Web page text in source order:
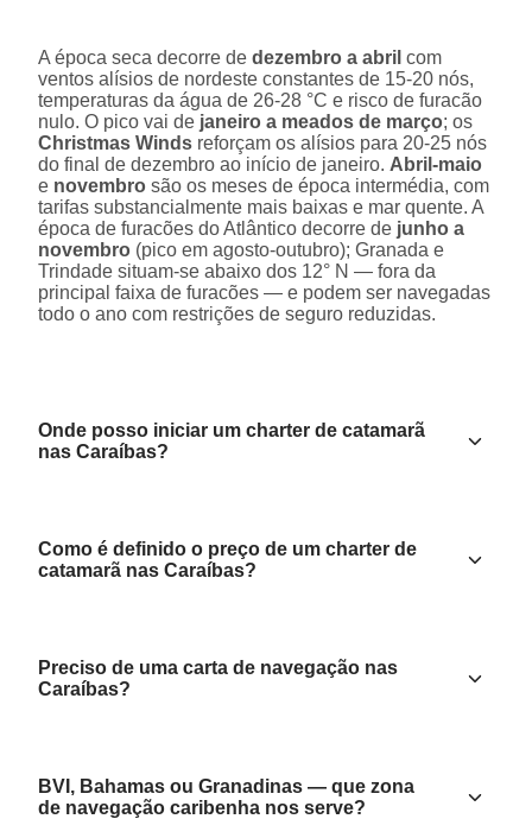
A época seca decorre de dezembro a abril com
ventos alísios de nordeste constantes de 15-20 nós,
temperaturas da água de 26-28 °C e risco de furacão
nulo. O pico vai de janeiro a meados de março; os
Christmas Winds reforçam os alísios para 20-25 nós
do final de dezembro ao início de janeiro. Abril-maio
e novembro são os meses de época intermédia, com
tarifas substancialmente mais baixas e mar quente. A
época de furacões do Atlântico decorre de junho a
novembro (pico em agosto-outubro); Granada e
Trindade situam-se abaixo dos 12° N — fora da
principal faixa de furacões — e podem ser navegadas
todo o ano com restrições de seguro reduzidas.
Onde posso iniciar um charter de catamarã
nas Caraíbas?
Como é definido o preço de um charter de
catamarã nas Caraíbas?
Preciso de uma carta de navegação nas
Caraíbas?
BVI, Bahamas ou Granadinas — que zona
de navegação caribenha nos serve?